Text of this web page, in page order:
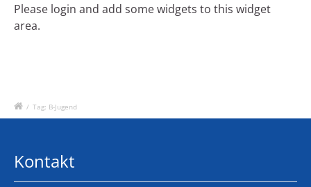
Please login and add some widgets to this widget
area.
/ Tag: B-Jugend
Kontakt